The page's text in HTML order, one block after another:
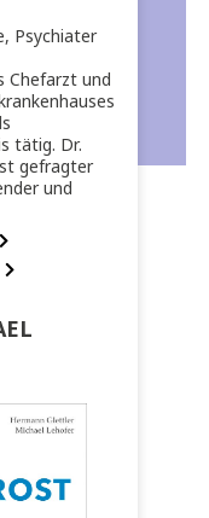
Psychiater
Chefarzt und
tätig. Dr.
gefragter
und